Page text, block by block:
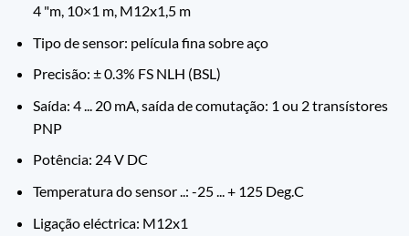
4 "m, 10×1 m, M12x1,5 m
Tipo de sensor: película fina sobre aço
Precisão: ± 0.3% FS NLH (BSL)
Saída: 4 ... 20 mA, saída de comutação: 1 ou 2 transístores
PNP
Potência: 24 V DC
Temperatura do sensor ..: -25 ... + 125 Deg.C
Ligação eléctrica: M12x1